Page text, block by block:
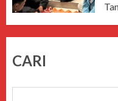
CARI